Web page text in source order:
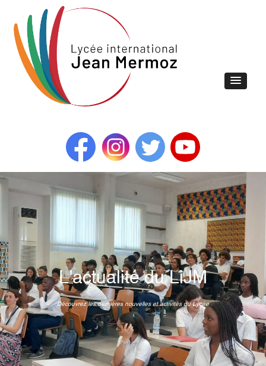
L'actualité du LiJM
Découvrez les dernières nouvelles et activités du Lycée